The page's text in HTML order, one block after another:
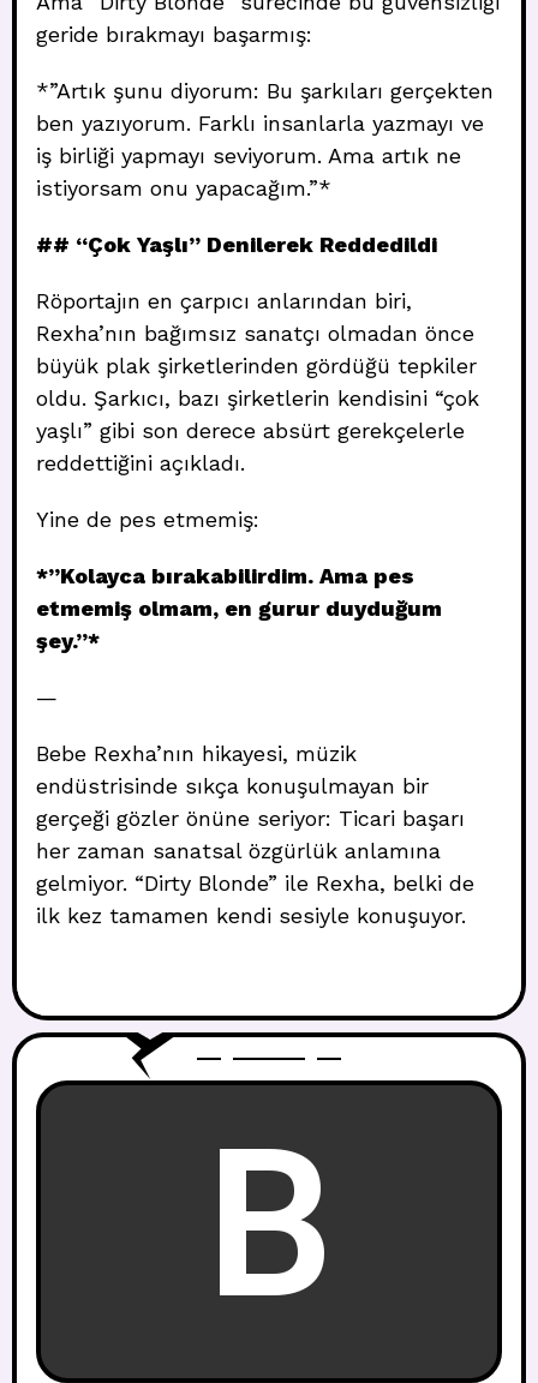
geride bırakmayı başarmış:
*”Artık şunu diyorum: Bu şarkıları gerçekten
ben yazıyorum. Farklı insanlarla yazmayı ve
iş birliği yapmayı seviyorum. Ama artık ne
istiyorsam onu yapacağım.”*
## “Çok Yaşlı” Denilerek Reddedildi
Röportajın en çarpıcı anlarından biri,
Rexha’nın bağımsız sanatçı olmadan önce
büyük plak şirketlerinden gördüğü tepkiler
oldu. Şarkıcı, bazı şirketlerin kendisini “çok
yaşlı” gibi son derece absürt gerekçelerle
reddettiğini açıkladı.
Yine de pes etmemiş:
*”Kolayca bırakabilirdim. Ama pes
etmemiş olmam, en gurur duyduğum
şey.”*
—
Bebe Rexha’nın hikayesi, müzik
endüstrisinde sıkça konuşulmayan bir
gerçeği gözler önüne seriyor: Ticari başarı
her zaman sanatsal özgürlük anlamına
gelmiyor. “Dirty Blonde” ile Rexha, belki de
ilk kez tamamen kendi sesiyle konuşuyor.
B